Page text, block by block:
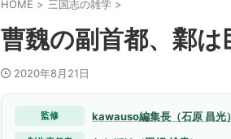
HOME > 三国志の雑学 >
曹魏の副首都、鄴
2020年8月21日
監修 kawauso編集長（石原 昌光